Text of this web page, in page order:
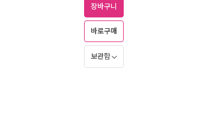
장바구니
바로구매
보관함